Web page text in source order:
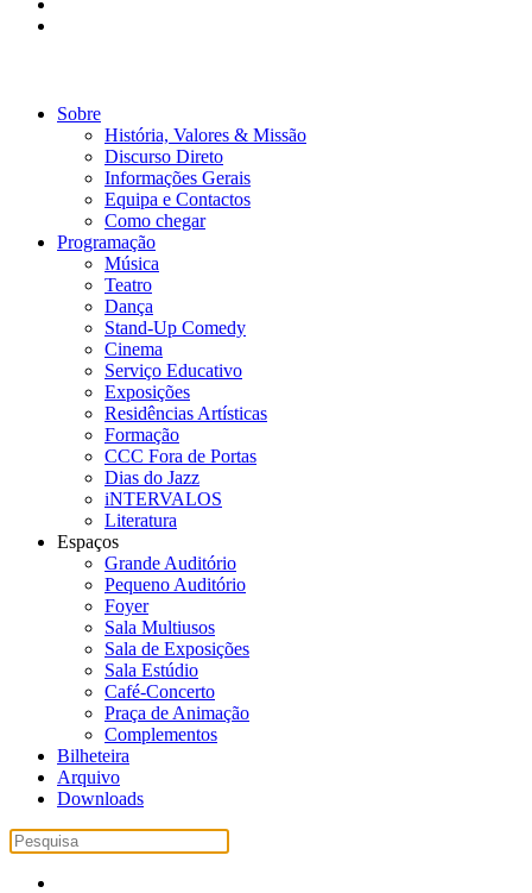
Sobre
História, Valores & Missão
Discurso Direto
Informações Gerais
Equipa e Contactos
Como chegar
Programação
Música
Teatro
Dança
Stand-Up Comedy
Cinema
Serviço Educativo
Exposições
Residências Artísticas
Formação
CCC Fora de Portas
Dias do Jazz
iNTERVALOS
Literatura
Espaços
Grande Auditório
Pequeno Auditório
Foyer
Sala Multiusos
Sala de Exposições
Sala Estúdio
Café-Concerto
Praça de Animação
Complementos
Bilheteira
Arquivo
Downloads